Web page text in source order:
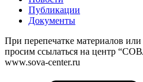
Публикации
Документы
При перепечатке материалов
просим ссылаться на центр
www.sova-center.ru